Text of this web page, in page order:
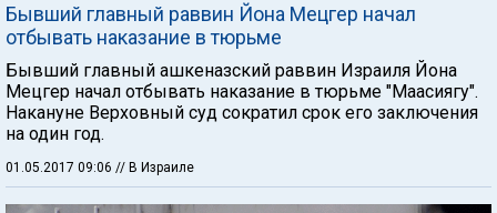
Бывший главный раввин Йона Мецгер начал
отбывать наказание в тюрьме
Бывший главный ашкеназский раввин Израиля Йона
Мецгер начал отбывать наказание в тюрьме "Маасиягу".
Накануне Верховный суд сократил срок его заключения
на один год.
01.05.2017 09:06 // В Израиле